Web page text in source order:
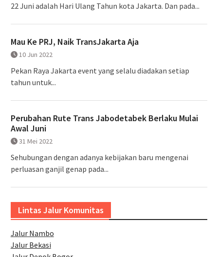
22 Juni adalah Hari Ulang Tahun kota Jakarta. Dan pada...
Mau Ke PRJ, Naik TransJakarta Aja
10 Jun 2022
Pekan Raya Jakarta event yang selalu diadakan setiap
tahun untuk...
Perubahan Rute Trans Jabodetabek Berlaku Mulai
Awal Juni
31 Mei 2022
Sehubungan dengan adanya kebijakan baru mengenai
perluasan ganjil genap pada...
Lintas Jalur Komunitas
Jalur Nambo
Jalur Bekasi